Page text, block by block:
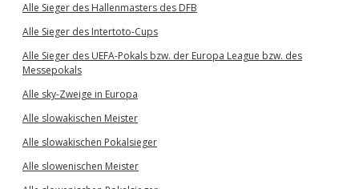
Alle Sieger des Hallenmasters des DFB
Alle Sieger des Intertoto-Cups
Alle Sieger des UEFA-Pokals bzw. der Europa League bzw. des
Messepokals
Alle sky-Zweige in Europa
Alle slowakischen Meister
Alle slowakischen Pokalsieger
Alle slowenischen Meister